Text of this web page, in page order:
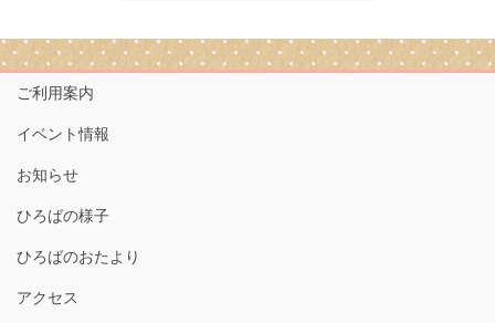
ご利用案内
イベント情報
お知らせ
ひろばの様子
ひろばのおたより
アクセス